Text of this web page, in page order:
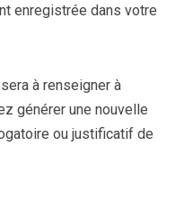
enregistrée dans votre
à renseigner à
générer une nouvelle
ou justificatif de